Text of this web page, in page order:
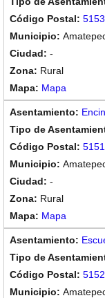
-
Rural
Mapa
-
Rural
Mapa